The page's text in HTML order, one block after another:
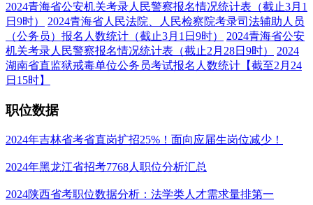
2024青海省公安机关考录人民警察报名情况统计表（截止3月1
日9时）
2024青海省人民法院、人民检察院考录司法辅助人员
（公务员）报名人数统计（截止3月1日9时）
2024青海省公安
机关考录人民警察报名情况统计表（截止2月28日9时）
2024
湖南省直监狱戒毒单位公务员考试报名人数统计【截至2月24
日15时】
职位数据
2024年吉林省考省直岗扩招25%！面向应届生岗位减少！
2024年黑龙江省招考7768人职位分析汇总
2024陕西省考职位数据分析：法学类人才需求量排第一